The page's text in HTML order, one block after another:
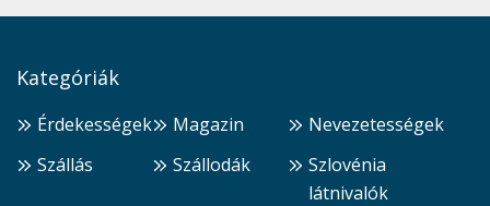
Kategóriák
Érdekességek Magazin
Nevezetességek
Szállás
Szállodák
Szlovénia
látnivalók